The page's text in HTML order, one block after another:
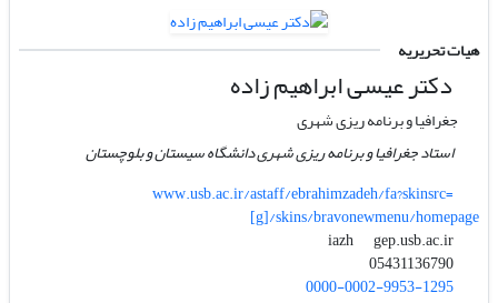
هیات تحریریه
دکتر عیسی ابراهیم زاده
جغرافیا و برنامه ریزی شهری
استاد جغرافیا و برنامه ریزی شهری دانشگاه سیستان و بلوچستان
www.usb.ac.ir/astaff/ebrahimzadeh/fa?skinsrc=
[g]/skins/bravonewmenu/homepage
iazh
gep.usb.ac.ir
05431136790
0000-0002-9953-1295